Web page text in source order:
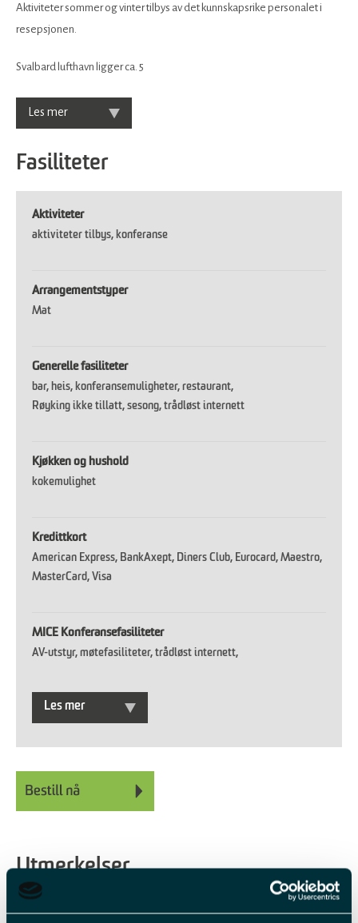
Aktiviteter sommer og vinter tilbys av det kunnskapsrike personalet i
resepsjonen.
Svalbard lufthavn ligger ca. 5
Les mer
Fasiliteter
Aktiviteter
aktiviteter tilbys konferanse
Arrangementstyper
Mat
Generelle fasiliteter
bar heis konferansemuligheter restaurant
Røyking ikke tillatt sesong trådløst internett
Kjøkken og hushold
kokemulighet
Kredittkort
American Express BankAxept Diners Club Eurocard Maestro
MasterCard Visa
MICE Konferansefasiliteter
AV-utstyr møtefasiliteter trådløst internett
Les mer
Utmerkelser